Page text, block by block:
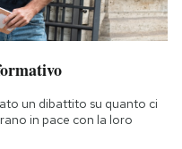
un dibattito su quanto ci
in pace con la loro